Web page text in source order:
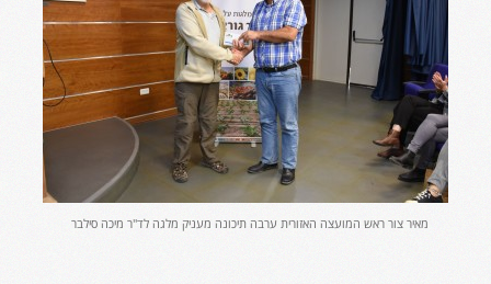
מאיר צור ראש המועצה האזורית ערבה תיכונה מעניק מלגה לד"ר מיכה סילבר